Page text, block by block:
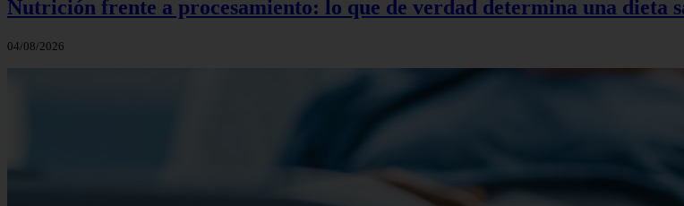
Nutrición frente a procesamiento: lo que de verdad determina una dieta
04/08/2026